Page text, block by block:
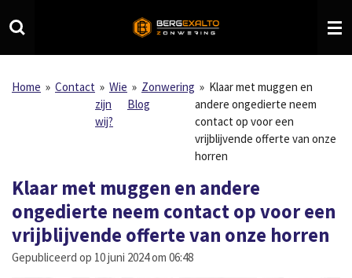
direct
hoofdinhoud
Home » Contact » Wie
zijn
wij?
» Zonwering
Blog
» Klaar met muggen en
andere ongedierte neem
contact op voor een
vrijblijvende offerte van onze
horren
Klaar met muggen en andere
ongedierte neem contact op voor een
vrijblijvende offerte van onze horren
Gepubliceerd op 10 juni 2024 om 06:48